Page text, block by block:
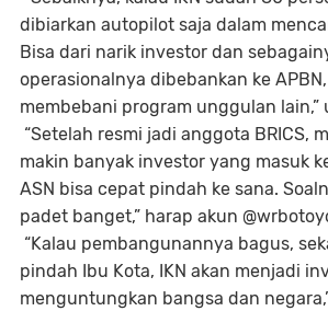
dibiarkan autopilot saja dalam
Bisa dari narik investor dan
operasionalnya dibebankan ke
membebani program unggulan lain,”
“Setelah resmi jadi anggota BRICS,
makin banyak investor yang masuk
ASN bisa cepat pindah ke sana.
padet banget,” harap akun
“Kalau pembangunannya bagus,
pindah Ibu Kota, IKN akan menjadi
menguntungkan bangsa dan